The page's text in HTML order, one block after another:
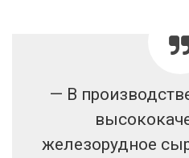
— В
железорудное